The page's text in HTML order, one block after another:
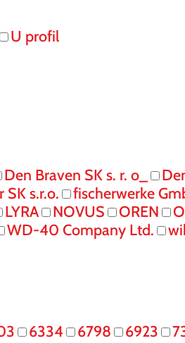
U profil
Den Braven SK s. r. o_
SK s.r.o.
fischerwerke
LYRA NOVUS OREN
WD-40 Company Ltd.
6334 6798 6923